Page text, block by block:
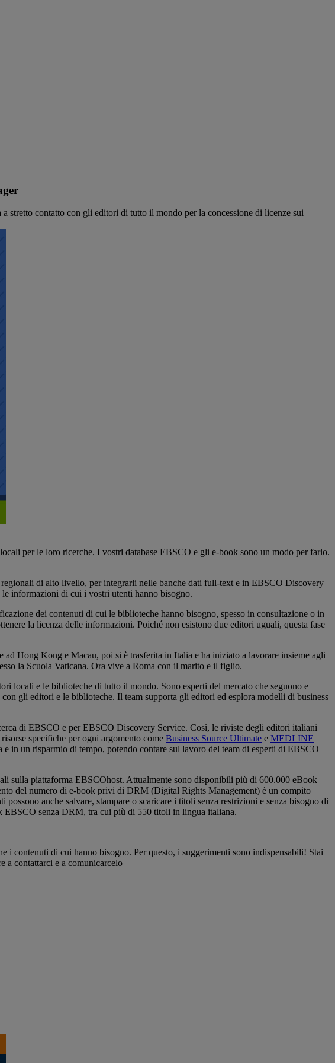
contatto con gli editori di tutto il mondo per la concessione di licenze sui
per le loro ricerche. I vostri database EBSCO e gli e-book sono un modo per farlo.
di alto livello, per integrarli nelle banche dati full-text e in EBSCO Discovery
informazioni di cui i vostri utenti hanno bisogno.
dei contenuti di cui le biblioteche hanno bisogno, spesso in consultazione o in
la licenza delle informazioni. Poiché non esistono due editori uguali, questa fase
Hong Kong e Macau, poi si è trasferita in Italia e ha iniziato a lavorare insieme agli
la Scuola Vaticana. Ora vive a Roma con il marito e il figlio.
locali e le biblioteche di tutto il mondo. Sono esperti del mercato che seguono e
gli editori e le biblioteche. Il team supporta gli editori ed esplora modelli di business
di EBSCO e per EBSCO Discovery Service. Così, le riviste degli editori italiani
risorse specifiche per ogni argomento come Business Source Ultimate e MEDLINE
in un risparmio di tempo, potendo contare sul lavoro del team di esperti di EBSCO
sulla piattaforma EBSCOhost. Attualmente sono disponibili più di 600.000 eBook
del numero di e-book privi di DRM (Digital Rights Management) è un compito
anche salvare, stampare o scaricare i titoli senza restrizioni e senza bisogno di
EBSCO senza DRM, tra cui più di 550 titoli in lingua italiana.
contenuti di cui hanno bisogno. Per questo, i suggerimenti sono indispensabili! Stai
a contattarci e a comunicarcelo